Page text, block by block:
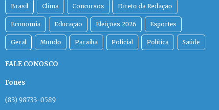
Brasil Clima Concursos Direto da Redação
Economia Educação Eleições 2026 Esportes
Geral Mundo Paraíba Policial Política Saúde
FALE CONOSCO
Fones
(83) 98733-0589